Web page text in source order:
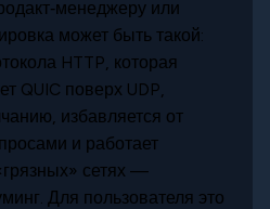
или
может быть такой:
HTTP, которая
QUIC поверх UDP,
избавляется от
и работает
сетях —
Для пользователя это